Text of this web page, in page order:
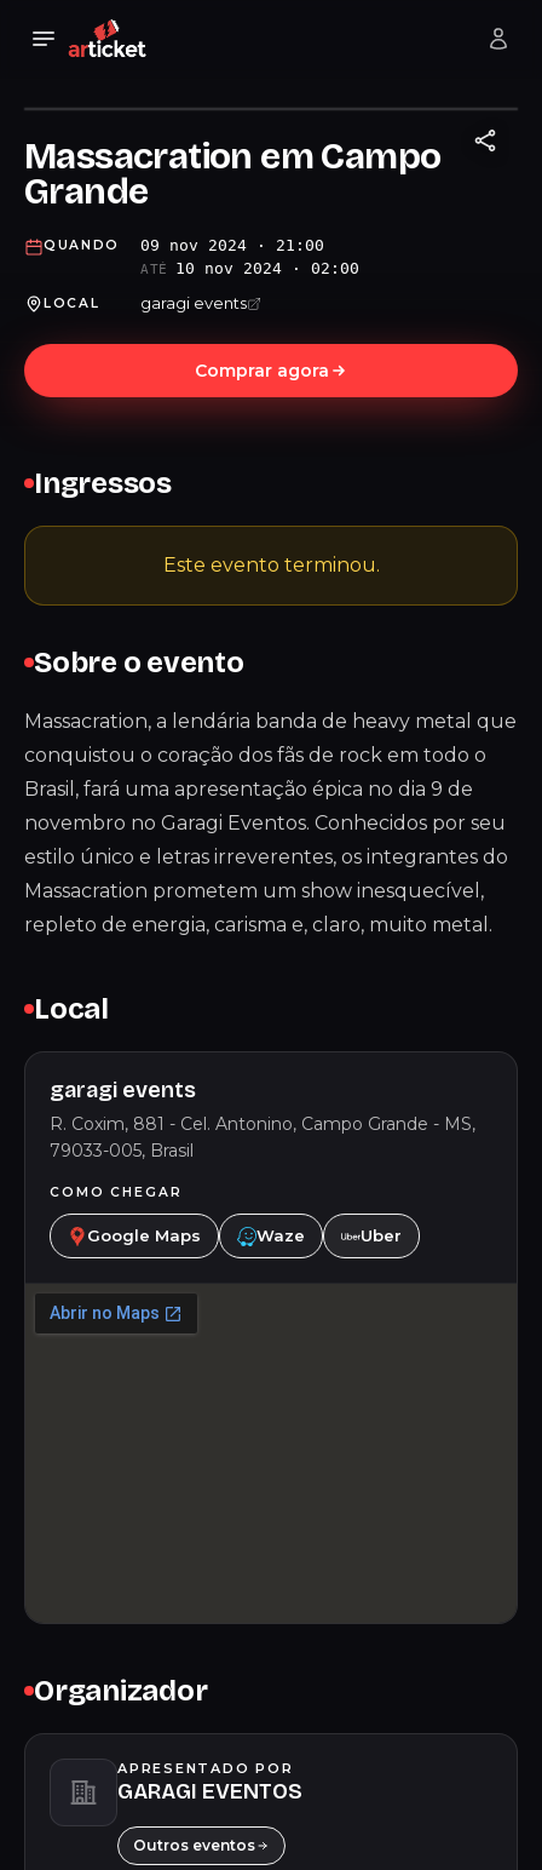
Massacration em Campo
Grande
QUANDO 09 nov 2024 · 21:00
ATÉ 10 nov 2024 · 02:00
LOCAL garagi events
Comprar agora
Sobre o evento
Massacration, a lendária banda de heavy metal que
conquistou o coração dos fãs de rock em todo o
Brasil, fará uma apresentação épica no dia 9 de
novembro no Garagi Eventos. Conhecidos por seu
estilo único e letras irreverentes, os integrantes do
Massacration prometem um show inesquecível,
repleto de energia, carisma e, claro, muito metal.
Local
garagi events
R. Coxim, 881 - Cel. Antonino, Campo Grande - MS,
79033-005, Brasil
COMO CHEGAR
Google Maps Waze Uber
Organizador
APRESENTADO POR
GARAGI EVENTOS
Outros eventos
Ingressos
Este evento terminou.